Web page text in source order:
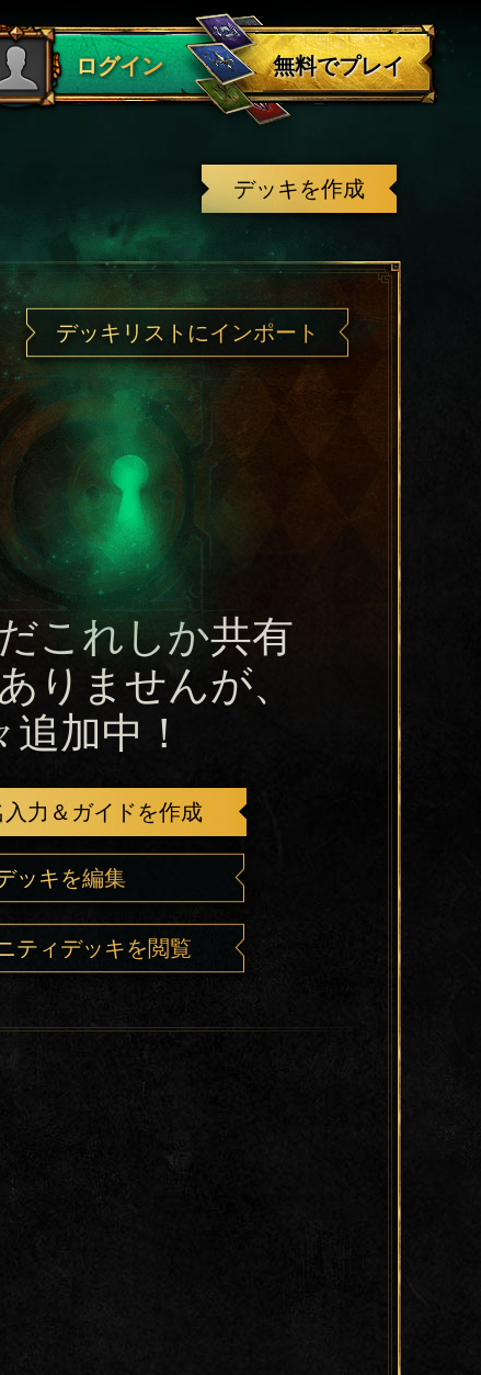
ログイン
ログアウト
無料でプレイ
デッキを作成
デッキリストにインポート
これしか共有
りませんが、
追加中！
入力＆ガイドを作成
ッキを編集
ティデッキを閲覧